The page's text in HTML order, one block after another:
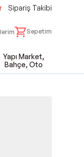
Sipariş Takibi
Sepetim
Yapı Market,
Bahçe, Oto